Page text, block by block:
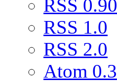
RSS 0.90
RSS 1.0
RSS 2.0
Atom 0.3